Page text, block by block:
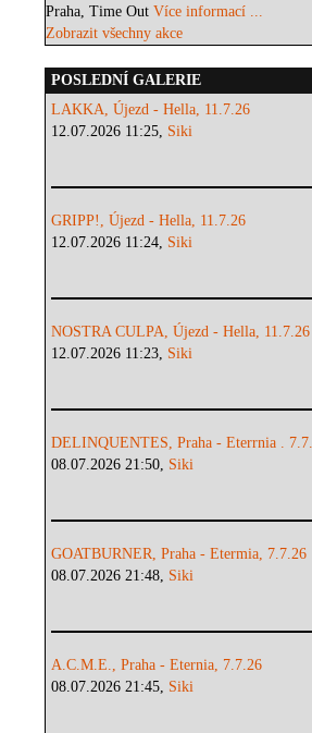
Praha, Time OutVíce informací ...
Zobrazit všechny akce
POSLEDNÍ GALERIE
LAKKA, Újezd - Hella, 11.7.26
12.07.2026 11:25, Siki
GRIPP!, Újezd - Hella, 11.7.26
12.07.2026 11:24, Siki
NOSTRA CULPA, Újezd - Hella, 11.7.26
12.07.2026 11:23, Siki
DELINQUENTES, Praha - Eterrnia .
08.07.2026 21:50, Siki
GOATBURNER, Praha - Etermia, 7.7.26
08.07.2026 21:48, Siki
A.C.M.E., Praha - Eternia, 7.7.26
08.07.2026 21:45, Siki